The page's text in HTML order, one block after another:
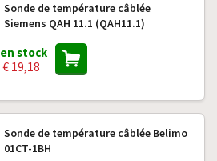
Sonde de température câblée
Siemens QAH 11.1 (QAH11.1)
en stock
€ 19,18
Sonde de température câblée Belimo
01CT-1BH